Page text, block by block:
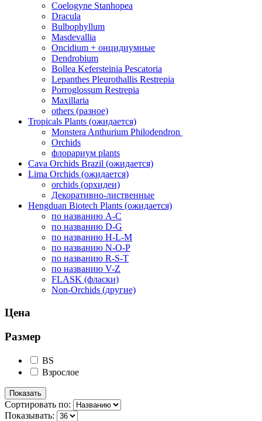
Coelogyne Stanhopea
Dracula
Bulbophyllum
Masdevallia
Oncidium + онцидиумные
Dendrobium
Bollea Kefersteinia Pescatoria
Lepanthes Pleurothallis Restrepia
Porroglossum Restrepia
Maxillaria
others (разное)
Tropicals Plants (ожидается)
​​​​​​​Monstera Anthurium Philodendron
Orchids
флорариум plants
Cava Orchids Brazil (ожидается)
Lima Orchids (ожидается)
orchids (орхидеи)
Декоративно-лиственные
Hengduan Biotech Plants (ожидается)
по названию A-C
по названию D-G
по названию H-L-M
по названию N-O-P
по названию R-S-T
по названию V-Z
FLASK (фласки)
Non-Orchids (другие)
Цена
Размер
BS
Взрослое
Сортировать по:
Показывать: